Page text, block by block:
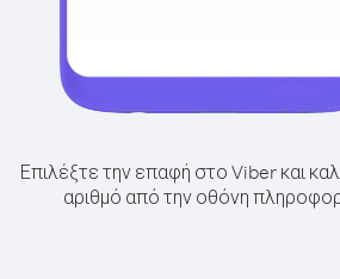
Επιλέξτε την επαφή στο Viber και
αριθμό από την οθόνη